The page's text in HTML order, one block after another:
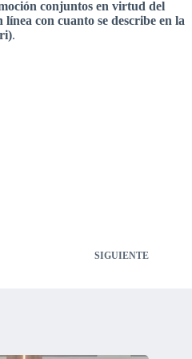
conjuntos en virtud del
con cuanto se describe en la
.
SIGUIENTE